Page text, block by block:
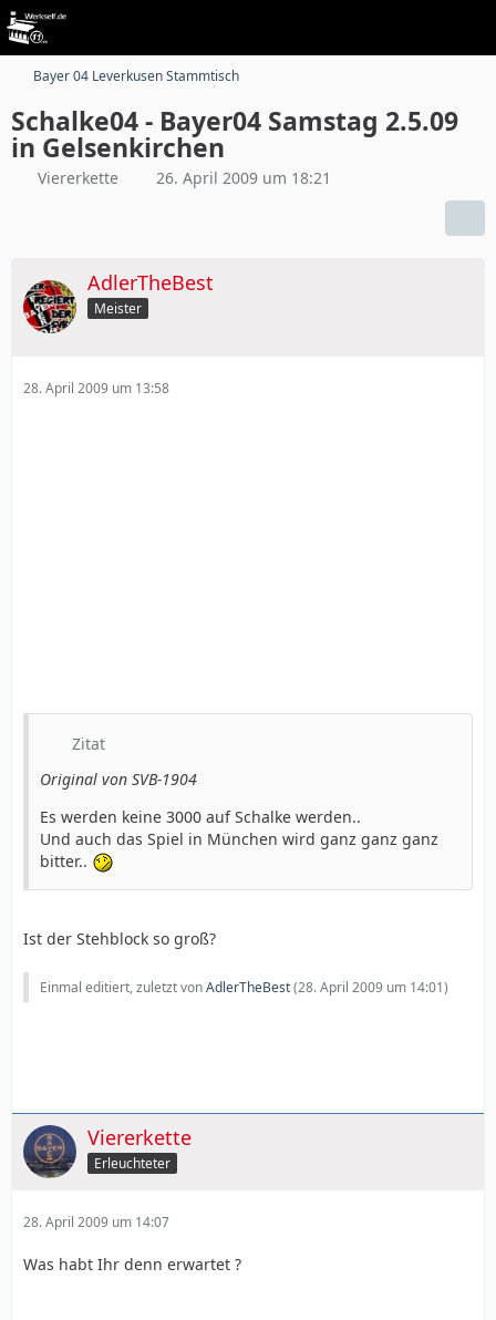
Bayer 04 Leverkusen Stammtisch
Schalke04 - Bayer04 Samstag 2.5.09
in Gelsenkirchen
Viererkette 26. April 2009 um 18:21
AdlerTheBest
Meister
28. April 2009 um 13:58
Zitat
Original von SVB-1904
Es werden keine 3000 auf Schalke werden..
Und auch das Spiel in München wird ganz ganz ganz
bitter..
Ist der Stehblock so groß?
Einmal editiert, zuletzt vonAdlerTheBest(28. April 2009 um 14:01)
Viererkette
Erleuchteter
28. April 2009 um 14:07
Was habt Ihr denn erwartet ?